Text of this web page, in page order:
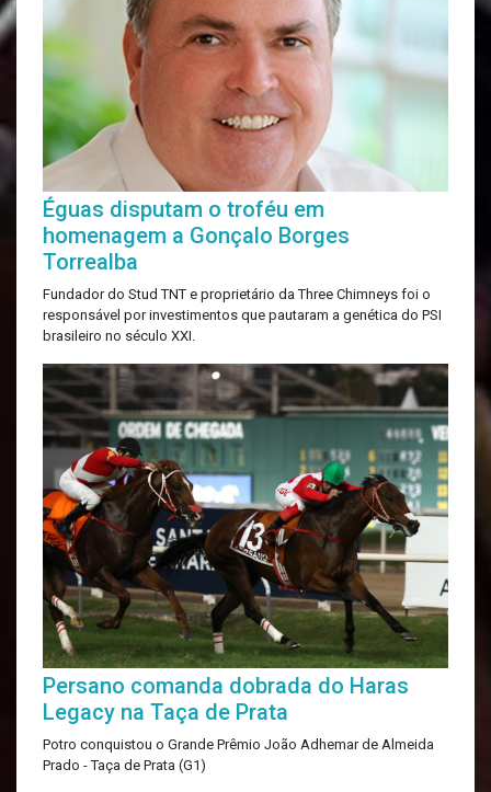
Éguas disputam o troféu em
homenagem a Gonçalo Borges
Torrealba
Fundador do Stud TNT e proprietário da Three Chimneys foi o
responsável por investimentos que pautaram a genética do PSI
brasileiro no século XXI.
Persano comanda dobrada do Haras
Legacy na Taça de Prata
Potro conquistou o Grande Prêmio João Adhemar de Almeida
Prado - Taça de Prata (G1)